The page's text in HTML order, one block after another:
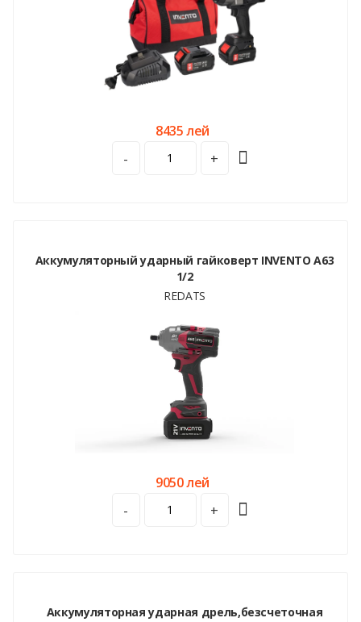
8435 лей
-
+
Аккумуляторный ударный гайковерт INVENTO A63
1/2
REDATS
9050 лей
-
+
Аккумуляторная ударная дрель,безсчеточная